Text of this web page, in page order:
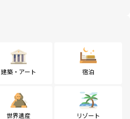
建築・アート 宿泊
世界遺産 リゾート